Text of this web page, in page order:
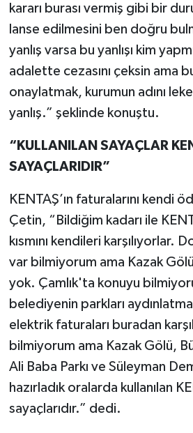
kararı burası vermiş gibi bir
lanse edilmesini ben doğru
yanlış varsa bu yanlışı kim
adalette cezasını çeksin ama
onaylatmak, kurumun adını
yanlış.” şeklinde konuştu.
“KULLANILAN SAYAÇLAR
SAYAÇLARIDIR”
KENTAŞ’ın faturalarını kendi
Çetin, “Bildiğim kadarı ile
kısmını kendileri karşılıyorlar.
var bilmiyorum ama Kazak
yok. Çamlık'ta konuyu
belediyenin parkları
elektrik faturaları buradan
bilmiyorum ama Kazak Gölü,
Ali Baba Parkı ve Süleyman
hazırladık oralarda kullanılan
sayaçlarıdır.” dedi.